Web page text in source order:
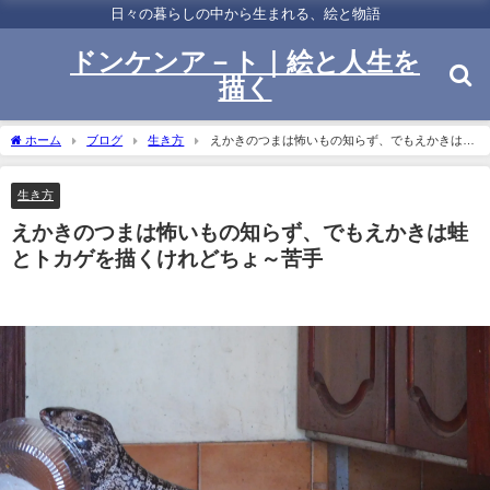
日々の暮らしの中から生まれる、絵と物語
ドンケンア－ト｜絵と人生を
描く
ホーム ブログ 生き方
えかきのつまは怖いもの知らず、でもえかきは蛙
とトカゲを描くけれどちょ～苦手
生き方
えかきのつまは怖いもの知らず、でもえかきは蛙
とトカゲを描くけれどちょ～苦手